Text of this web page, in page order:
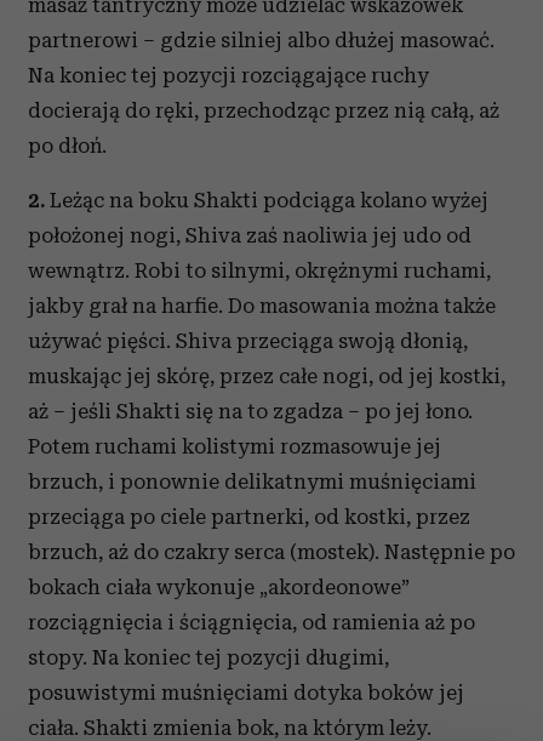
masaż tantryczny może udzielać wskazówek
partnerowi – gdzie silniej albo dłużej masować.
Na koniec tej pozycji rozciągające ruchy
docierają do ręki, przechodząc przez nią całą, aż
po dłoń.
2. Leżąc na boku Shakti podciąga kolano wyżej
położonej nogi, Shiva zaś naoliwia jej udo od
wewnątrz. Robi to silnymi, okrężnymi ruchami,
jakby grał na harfie. Do masowania można także
używać pięści. Shiva przeciąga swoją dłonią,
muskając jej skórę, przez całe nogi, od jej kostki,
aż – jeśli Shakti się na to zgadza – po jej łono.
Potem ruchami kolistymi rozmasowuje jej
brzuch, i ponownie delikatnymi muśnięciami
przeciąga po ciele partnerki, od kostki, przez
brzuch, aż do czakry serca (mostek). Następnie po
bokach ciała wykonuje „akordeonowe”
rozciągnięcia i ściągnięcia, od ramienia aż po
stopy. Na koniec tej pozycji długimi,
posuwistymi muśnięciami dotyka boków jej
ciała. Shakti zmienia bok, na którym leży.